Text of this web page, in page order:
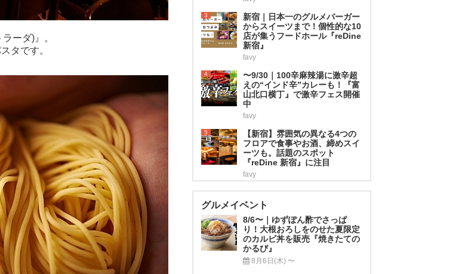
ーダ)』。
タです。
3
新宿｜日本一のグルメバーガー
からスイーツまで！個性的な10
店が集うフードホール『reDine
新宿』
favy
4
〜9/30｜100辛麻辣湯に激辛超
えの“インド辛”カレーも！『富
山北口横丁』で激辛フェス開催
中
favy
5
【新宿】雰囲気の異なる4つの
フロアで食事やお酒、締めスイ
ーツも。話題のスポット
『reDine 新宿』に注目
favy
グルメイベント
8/6〜｜ゆずぽん酢でさっぱ
り！大根おろしをのせた夏限定
のカルビ丼を販売『焼きたての
かるび』
8月6日(木) 〜